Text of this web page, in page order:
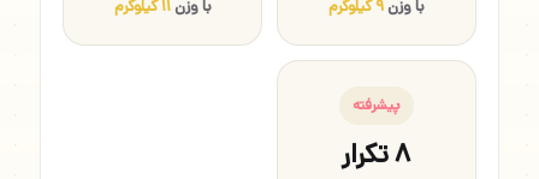
با وزن۹ کیلوگرم با وزن۱۱ کیلوگرم
پیشرفته
۸ تکرار